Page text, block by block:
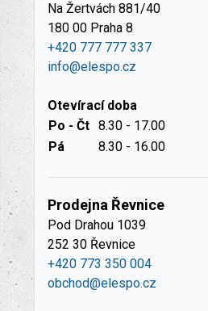
Na Žertvách 881/40
180 00 Praha 8
+420 777 777 337
info@elespo.cz
Otevírací doba
Po - Čt 8.30 - 17.00
Pá
8.30 - 16.00
Prodejna Řevnice
Pod Drahou 1039
252 30 Řevnice
+420 773 350 004
obchod@elespo.cz